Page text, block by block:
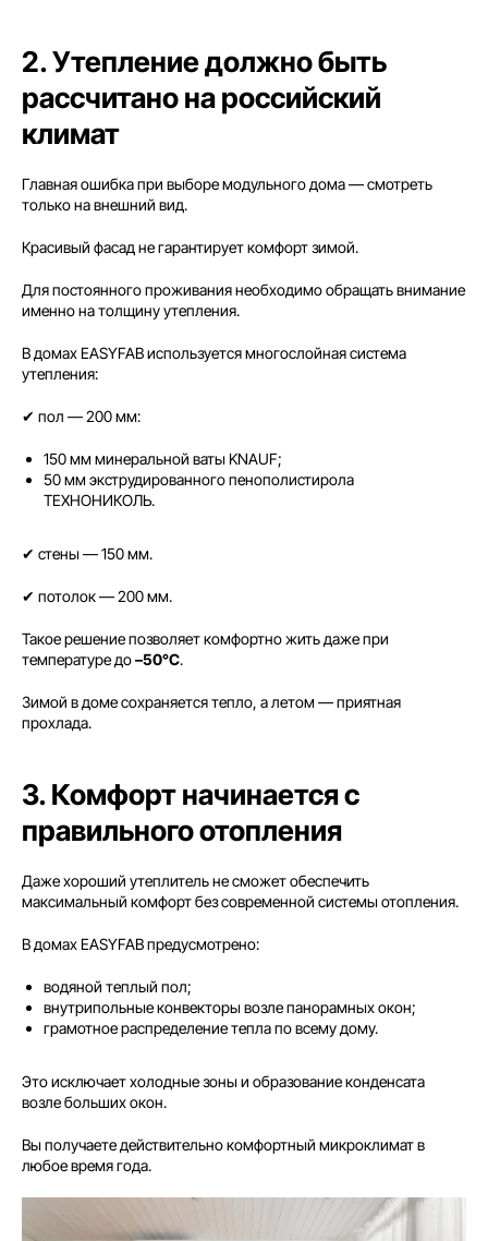
2. Утепление должно быть
рассчитано на российский
климат
Главная ошибка при выборе модульного дома — смотреть
только на внешний вид.
Красивый фасад не гарантирует комфорт зимой.
Для постоянного проживания необходимо обращать внимание
именно на толщину утепления.
В домах EASYFAB используется многослойная система
утепления:
✔ пол — 200 мм:
150 мм минеральной ваты KNAUF;
50 мм экструдированного пенополистирола
ТЕХНОНИКОЛЬ.
✔ стены — 150 мм.
✔ потолок — 200 мм.
Такое решение позволяет комфортно жить даже при
температуре до–50°C.
Зимой в доме сохраняется тепло, а летом — приятная
прохлада.
3. Комфорт начинается с
правильного отопления
Даже хороший утеплитель не сможет обеспечить
максимальный комфорт без современной системы отопления.
В домах EASYFAB предусмотрено:
водяной теплый пол;
внутрипольные конвекторы возле панорамных окон;
грамотное распределение тепла по всему дому.
Это исключает холодные зоны и образование конденсата
возле больших окон.
Вы получаете действительно комфортный микроклимат в
любое время года.